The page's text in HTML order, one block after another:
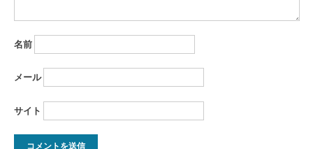
名前
メール
サイト